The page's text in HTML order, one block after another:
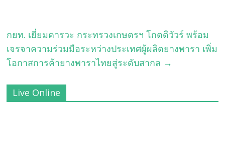
กยท. เยี่ยมคารวะ กระทรวงเกษตรฯ โกตดิวัวร์ พร้อม
เจรจาความร่วมมือระหว่างประเทศผู้ผลิตยางพารา เพิ่ม
โอกาสการค้ายางพาราไทยสู่ระดับสากล →
Live Online